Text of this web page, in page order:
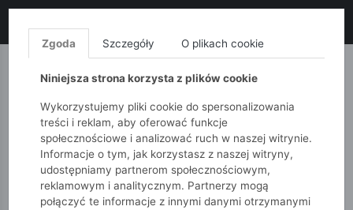
MONNARI QUIOSQUE
Zgoda Szczegóły O plikach cookie
Niniejsza strona korzysta z plików cookie
Wykorzystujemy pliki cookie do spersonalizowania
treści i reklam, aby oferować funkcje
społecznościowe i analizować ruch w naszej witrynie.
Informacje o tym, jak korzystasz z naszej witryny,
udostępniamy partnerom społecznościowym,
reklamowym i analitycznym. Partnerzy mogą
połączyć te informacje z innymi danymi otrzymanymi